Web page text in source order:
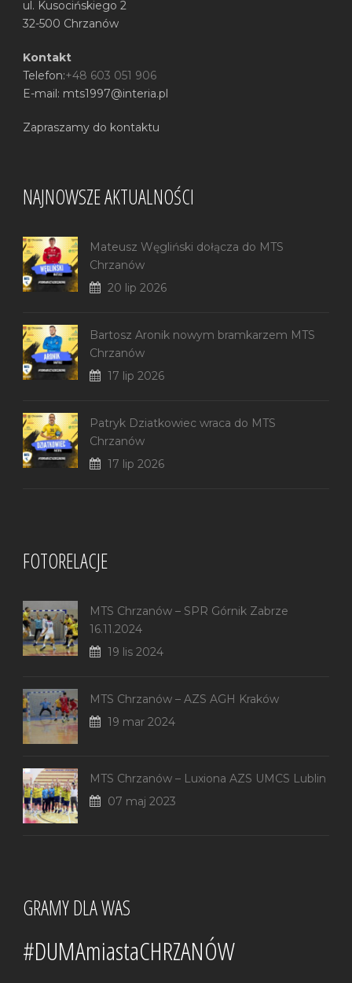
ul. Kusocińskiego 2
32-500 Chrzanów
Kontakt
Telefon:+48 603 051 906
E-mail: mts1997@interia.pl
Zapraszamy do kontaktu
NAJNOWSZE AKTUALNOŚCI
Mateusz Węgliński dołącza do MTS
Chrzanów
20 lip 2026
Bartosz Aronik nowym bramkarzem MTS
Chrzanów
17 lip 2026
Patryk Dziatkowiec wraca do MTS
Chrzanów
17 lip 2026
FOTORELACJE
MTS Chrzanów – SPR Górnik Zabrze
16.11.2024
19 lis 2024
MTS Chrzanów – AZS AGH Kraków
19 mar 2024
MTS Chrzanów – Luxiona AZS UMCS Lublin
07 maj 2023
GRAMY DLA WAS
#DUMAmiastaCHRZANÓW